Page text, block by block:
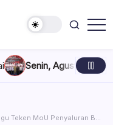
Agustus 10, 2026 ,
BOS Non Tunai Bersama Bank Sulut-Go